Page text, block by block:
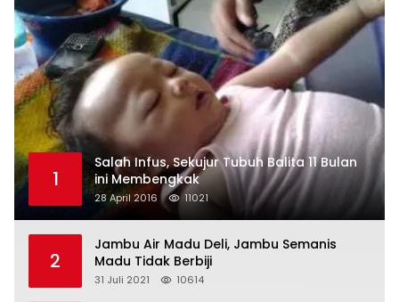
1
Salah Infus, Sekujur Tubuh Balita 11 Bulan
ini Membengkak
28 April 2016 11021
2
Jambu Air Madu Deli, Jambu Semanis
Madu Tidak Berbiji
31 Juli 2021 10614